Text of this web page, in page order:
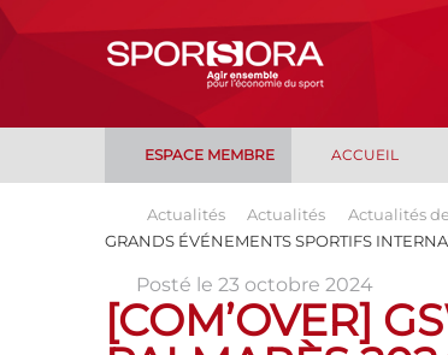
ESPACE MEMBRE ACCUEIL
Actualités Actualités Actualités
GRANDS ÉVÉNEMENTS SPORTIFS
Posté le 23 octobre 2024
[COM’OVER]